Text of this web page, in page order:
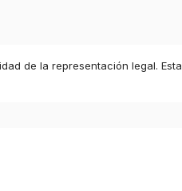
de la representación legal. Esta